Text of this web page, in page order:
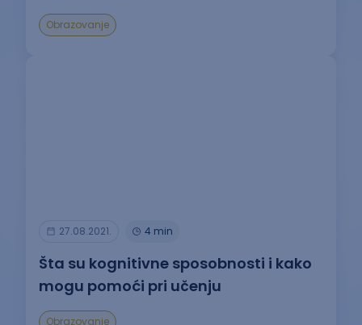
Obrazovanje
27.08.2021. 4 min
Šta su kognitivne sposobnosti i kako
mogu pomoći pri učenju
Obrazovanje